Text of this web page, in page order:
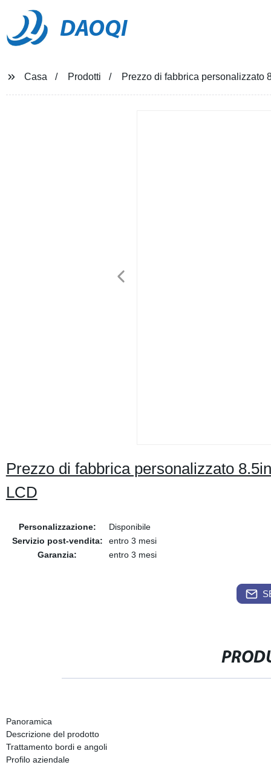
DAOQI
Casa Prodotti Prezzo di fabbrica personalizzato
Prezzo di fabbrica personalizzato
LCD
Personalizzazione:
Disponibile
Servizio post-vendita:
entro 3 mesi
Garanzia:
entro 3 mesi
Panoramica
Descrizione del prodotto
Trattamento bordi e angoli
Profilo aziendale